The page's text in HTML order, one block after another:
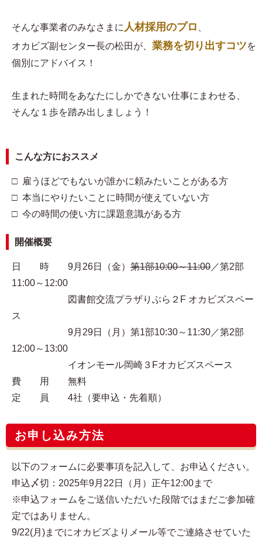
そんな事業者のみなさまに 人材採用のプロ
オカビズ副センター長の松田が、 業務を切り出すコツを
個別にアドバイス！
生まれた時間をあなたにしかできない仕事にまわせる、
そんな１歩を踏み出しましょう！
こんな方におススメ
□ 雇うほどでもないが誰かに頼みたいことがある方
□ 本当にやりたいことに時間が使えていない方
□ 今の時間の使い方に課題意識がある方
開催概要
日 時 9月26日（金） 第1部10:00～11:00 ／第2部
11:00～12:00
図書館交流プラザりぶら２F オカビズスペー
ス
9月29日（月）第1部10:30～11:30／第2部
12:00～13:00
イオンモール岡崎３Fオカビズスペース
費 用 無料
定 員 4社（要申込・先着順）
お申し込み方法
以下のフォームに必要事項を記入して、お申込ください。
申込〆切：2025年9月22日（月）正午12:00まで
※申込フォームをご送信いただいた段階ではまだご参加確
定ではありません。
9/22(月)までにオカビズよりメール等でご連絡させていた